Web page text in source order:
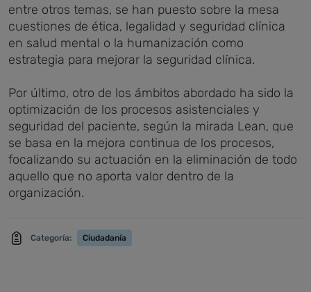
entre otros temas, se han puesto sobre la mesa
cuestiones de ética, legalidad y seguridad clínica
en salud mental o la humanización como
estrategia para mejorar la seguridad clínica.
Por último, otro de los ámbitos abordado ha sido la
optimización de los procesos asistenciales y
seguridad del paciente, según la mirada Lean, que
se basa en la mejora continua de los procesos,
focalizando su actuación en la eliminación de todo
aquello que no aporta valor dentro de la
organización.
Categoría: Ciudadanía